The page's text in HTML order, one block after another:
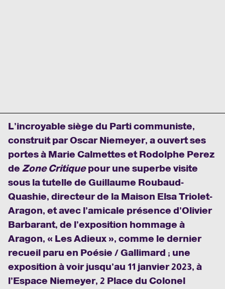
L’incroyable siège du Parti communiste,
construit par Oscar Niemeyer, a ouvert ses
portes à Marie Calmettes et Rodolphe Perez
de Zone Critiquepour une superbe visite
sous la tutelle de Guillaume Roubaud-
Quashie, directeur de la Maison Elsa Triolet-
Aragon, et avec l’amicale présence d’Olivier
Barbarant, de l’exposition hommage à
Aragon, « Les Adieux », comme le dernier
recueil paru en Poésie / Gallimard ; une
exposition à voir jusqu’au 11 janvier 2023, à
l’Espace Niemeyer, 2 Place du Colonel